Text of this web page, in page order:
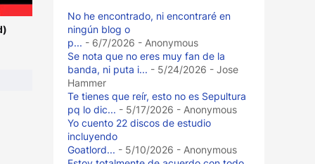
No he encontrado, ni encontraré en
ningún blog o
p... - 6/7/2026 - Anonymous
Se nota que no eres muy fan de la
banda, ni puta i... - 5/24/2026 - Jose
Hammer
Te tienes que reír, esto no es Sepultura
pq lo dic... - 5/17/2026 - Anonymous
Yo cuento 22 discos de estudio
incluyendo
Goatlord... - 5/10/2026 - Anonymous